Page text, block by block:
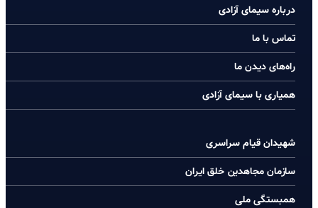
درباره سیمای آزادی
تماس با ما
راه‌های دیدن ما
همیاری با سیمای آزادی
شهیدان قیام سراسری
سازمان مجاهدین خلق ایران
همبستگی ملی